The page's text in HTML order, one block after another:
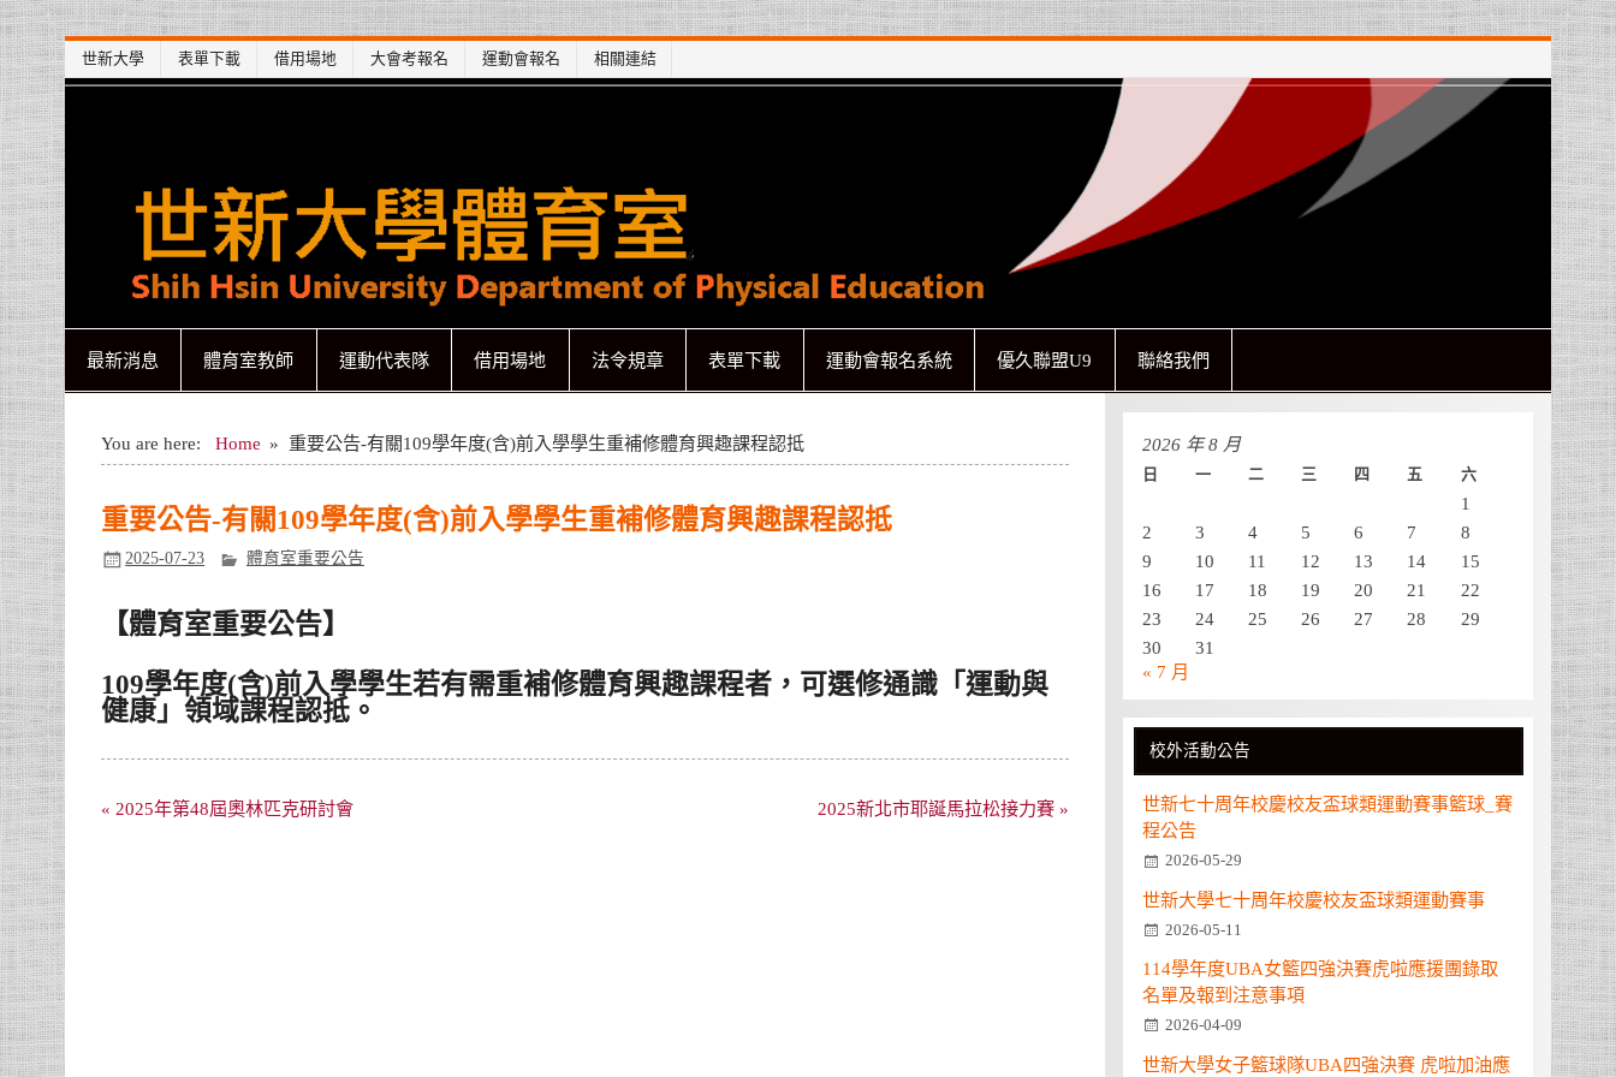
Skip
to
content
世新大學 表單下載 借用場地 大會考報名 運動會報名 相關連結
世新大學體育室
世新大學體育室
最新消息 體育室教師 運動代表隊 借用場地 法令規章 表單下載 運動會報名系統 優久聯盟U9 聯絡我們
You are here: Home 重要公告-有關109學年度(含)前入學學生重補修體育興趣課程認抵
重要公告-有關109學年度(含)前入學學生重補修體育興趣課程認抵
2025-07-23 體育室重要公告
【體育室重要公告】
109學年度(含)前入學學生若有需重補修體育興趣課程者，可選修通識「運動與
健康」領域課程認抵。
文
« 2025年第48屆奧林匹克研討會 2025新北市耶誕馬拉松接力賽 »
2026 年 8 月
日 一 二 三 四 五 六
1
2
3 4 5 6 7
8
9
10 11 12 13 14
15
16
17 18 19 20 21
22
23
24 25 26 27 28
29
30
31
« 7 月
校外活動公告
世新七十周年校慶校友盃球類運動賽事籃球_賽
程公告
2026-05-29
世新大學七十周年校慶校友盃球類運動賽事
2026-05-11
114學年度UBA女籃四強決賽虎啦應援團錄取
名單及報到注意事項
2026-04-09
世新大學女子籃球隊UBA四強決賽 虎啦加油應